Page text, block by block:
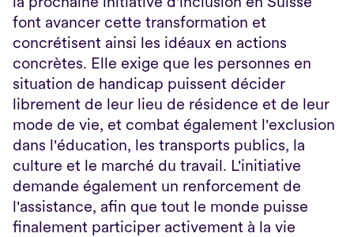
font avancer cette transformation et
concrétisent ainsi les idéaux en actions
concrètes. Elle exige que les personnes en
situation de handicap puissent décider
librement de leur lieu de résidence et de leur
mode de vie, et combat également l'exclusion
dans l'éducation, les transports publics, la
culture et le marché du travail. L'initiative
demande également un renforcement de
l'assistance, afin que tout le monde puisse
finalement participer activement à la vie